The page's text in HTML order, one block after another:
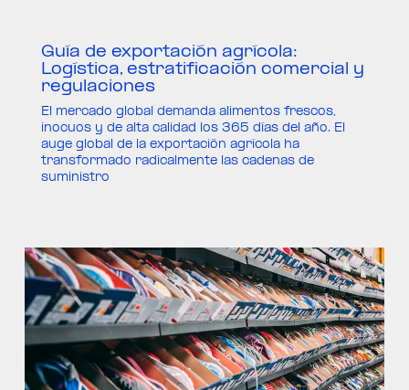
Guía de exportación agrícola:
Logística, estratificación comercial y
regulaciones
El mercado global demanda alimentos frescos,
inocuos y de alta calidad los 365 días del año. El
auge global de la exportación agrícola ha
transformado radicalmente las cadenas de
suministro